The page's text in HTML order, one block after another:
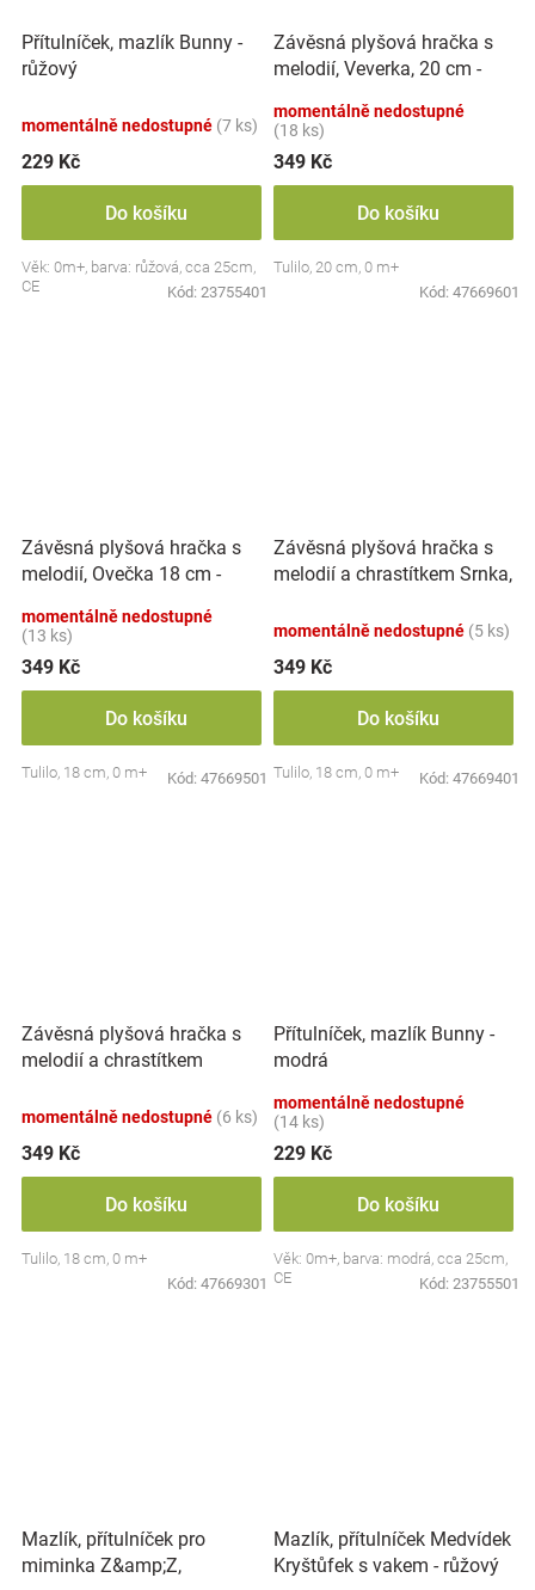
Přítulníček, mazlík Bunny -
růžový
momentálně nedostupné (7 ks)
229 Kč
Do košíku
Věk: 0m+, barva: růžová, cca 25cm,
CE
Kód: 23755401
Závěsná plyšová hračka s
melodií, Veverka, 20 cm -
momentálně nedostupné
(18 ks)
349 Kč
Do košíku
Tulilo, 20 cm, 0 m+
Kód: 47669601
Závěsná plyšová hračka s
melodií, Ovečka 18 cm -
momentálně nedostupné
(13 ks)
349 Kč
Do košíku
Tulilo, 18 cm, 0 m+ Kód: 47669501
Závěsná plyšová hračka s
melodií a chrastítkem Srnka,
momentálně nedostupné (5 ks)
349 Kč
Do košíku
Tulilo, 18 cm, 0 m+ Kód: 47669401
Závěsná plyšová hračka s
melodií a chrastítkem
momentálně nedostupné (6 ks)
349 Kč
Do košíku
Tulilo, 18 cm, 0 m+
Kód: 47669301
Přítulníček, mazlík Bunny -
modrá
momentálně nedostupné
(14 ks)
229 Kč
Do košíku
Věk: 0m+, barva: modrá, cca 25cm,
CE
Kód: 23755501
Mazlík, přítulníček pro
miminka Z&amp;Z,
Mazlík, přítulníček Medvídek
Kryštůfek s vakem - růžový